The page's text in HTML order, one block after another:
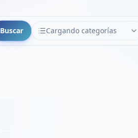
Buscar Cargando categorías
CATEGORÍAS